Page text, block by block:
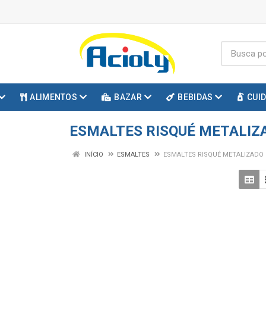
ALIMENTOS BAZAR BEBIDAS
ESMALTES RISQUÉ
INÍCIO ESMALTES ESMALTES RISQUÉ METALIZADO